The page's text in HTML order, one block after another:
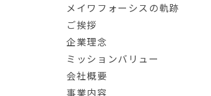
メイワフォーシスの軌跡
ご挨拶
企業理念
ミッションバリュー
会社概要
事業内容